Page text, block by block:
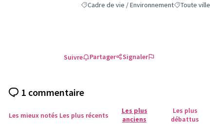
Filtrer les résultats de la catégorie : Cadre de
Cadre de vie / EnvironnementFiltrer les
Toute ville
Suivre Partager Signaler
1 commentaire
Les mieux notés Les plus récents
Les plus
anciens
Les plus
débattus